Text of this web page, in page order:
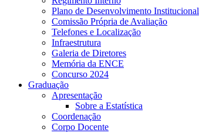
Plano de Desenvolvimento Institucional
Comissão Própria de Avaliação
Telefones e Localização
Infraestrutura
Galeria de Diretores
Memória da ENCE
Concurso 2024
Graduação
Apresentação
Sobre a Estatística
Coordenação
Corpo Docente